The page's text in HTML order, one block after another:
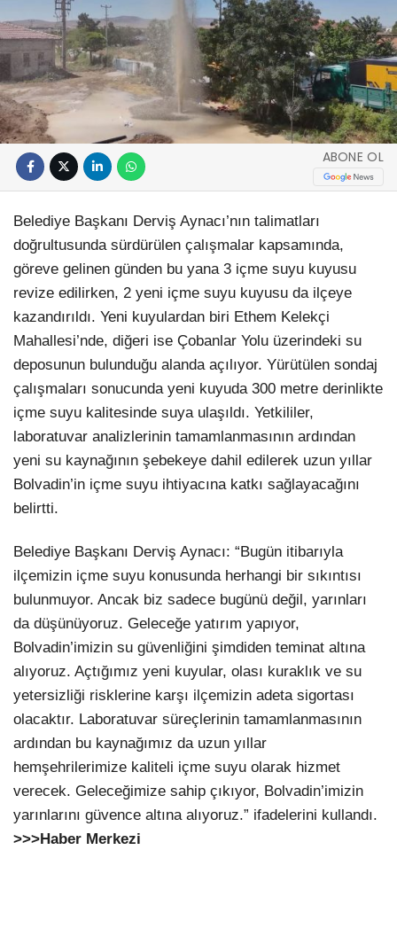
ABONE OL
Belediye Başkanı Derviş Aynacı’nın talimatları
doğrultusunda sürdürülen çalışmalar kapsamında,
göreve gelinen günden bu yana 3 içme suyu kuyusu
revize edilirken, 2 yeni içme suyu kuyusu da ilçeye
kazandırıldı. Yeni kuyulardan biri Ethem Kelekçi
Mahallesi’nde, diğeri ise Çobanlar Yolu üzerindeki su
deposunun bulunduğu alanda açılıyor. Yürütülen sondaj
çalışmaları sonucunda yeni kuyuda 300 metre derinlikte
içme suyu kalitesinde suya ulaşıldı. Yetkililer,
laboratuvar analizlerinin tamamlanmasının ardından
yeni su kaynağının şebekeye dahil edilerek uzun yıllar
Bolvadin’in içme suyu ihtiyacına katkı sağlayacağını
belirtti.
Belediye Başkanı Derviş Aynacı: “Bugün itibarıyla
ilçemizin içme suyu konusunda herhangi bir sıkıntısı
bulunmuyor. Ancak biz sadece bugünü değil, yarınları
da düşünüyoruz. Geleceğe yatırım yapıyor,
Bolvadin’imizin su güvenliğini şimdiden teminat altına
alıyoruz. Açtığımız yeni kuyular, olası kuraklık ve su
yetersizliği risklerine karşı ilçemizin adeta sigortası
olacaktır. Laboratuvar süreçlerinin tamamlanmasının
ardından bu kaynağımız da uzun yıllar
hemşehrilerimize kaliteli içme suyu olarak hizmet
verecek. Geleceğimize sahip çıkıyor, Bolvadin’imizin
yarınlarını güvence altına alıyoruz.” ifadelerini kullandı.
>>>Haber Merkezi